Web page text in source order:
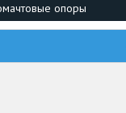
опоры